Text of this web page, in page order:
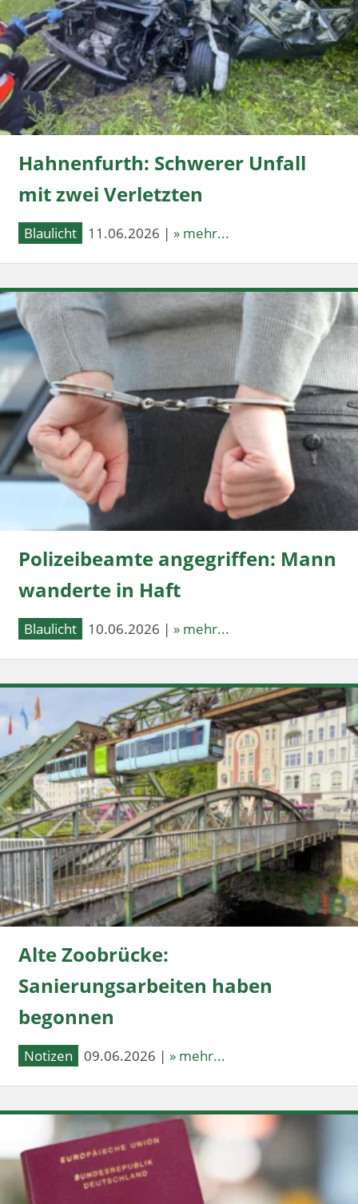
Hahnenfurth: Schwerer Unfall
mit zwei Verletzten
Blaulicht 11.06.2026 | » mehr...
Polizeibeamte angegriffen: Mann
wanderte in Haft
Blaulicht 10.06.2026 | » mehr...
Alte Zoobrücke:
Sanierungsarbeiten haben
begonnen
Notizen 09.06.2026 | » mehr...